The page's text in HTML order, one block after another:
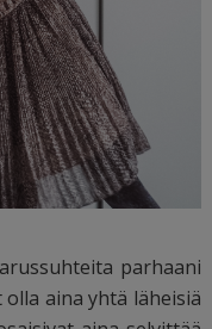
parhaani
aina yhtä läheisiä